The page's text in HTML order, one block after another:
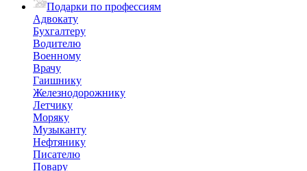
Подарки по профессиям
Адвокату
Бухгалтеру
Водителю
Военному
Врачу
Гаишнику
Железнодорожнику
Летчику
Моряку
Музыканту
Нефтянику
Писателю
Повару